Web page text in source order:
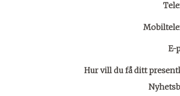
E-
Hur vill du få ditt